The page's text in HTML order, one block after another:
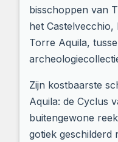
bisschoppen van
het
Torre Aquila,
Zijn kostbaarste
Aquila: de Cyclus
buitengewone
gotiek geschilderd